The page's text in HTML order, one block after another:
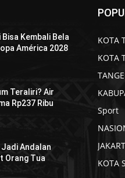
Bisa Kembali Bela
América 2028
Teraliri? Air
Rp237 Ribu
Jadi Andalan
Orang Tua
KOTA
KOTA
Sport
KOTA